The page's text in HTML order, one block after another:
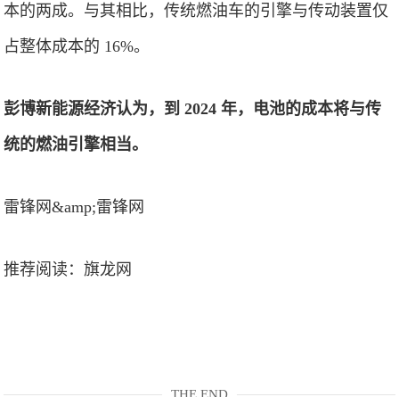
本的两成。与其相比，传统燃油车的引擎与传动装置仅
占整体成本的 16%。
彭博新能源经济认为，到 2024 年，电池的成本将与传
统的燃油引擎相当。
雷锋网&amp;雷锋网
推荐阅读：旗龙网